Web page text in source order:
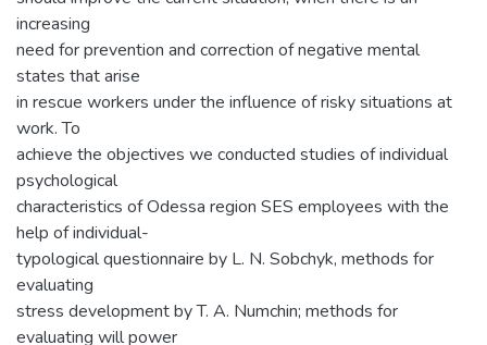
increasing
need for prevention and correction of negative mental
states that arise
in rescue workers under the influence of risky situations at
work. To
achieve the objectives we conducted studies of individual
psychological
characteristics of Odessa region SES employees with the
help of individual-
typological questionnaire by L. N. Sobchyk, methods for
evaluating
stress development by T. A. Numchin; methods for
evaluating will power